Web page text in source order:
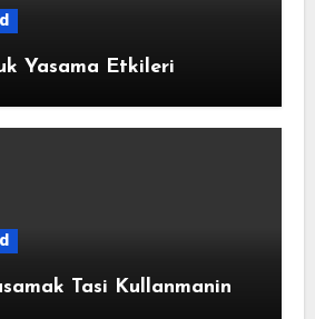
Yasama Etkileri
Tasi Kullanmanin